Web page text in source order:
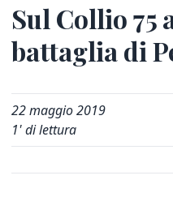
Sul Collio 75
battaglia di
22 maggio 2019
1' di lettura